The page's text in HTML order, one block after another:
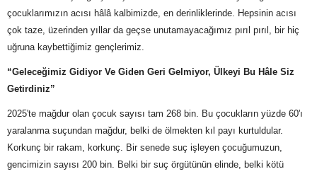
çocuklarımızın acısı hâlâ kalbimizde, en derinliklerinde. Hepsinin acısı
çok taze, üzerinden yıllar da geçse unutamayacağımız pırıl pırıl, bir hiç
uğruna kaybettiğimiz gençlerimiz.
“Geleceğimiz Gidiyor Ve Giden Geri Gelmiyor, Ülkeyi Bu Hâle Siz
Getirdiniz”
2025'te mağdur olan çocuk sayısı tam 268 bin. Bu çocukların yüzde 60'ı
yaralanma suçundan mağdur, belki de ölmekten kıl payı kurtuldular.
Korkunç bir rakam, korkunç. Bir senede suç işleyen çocuğumuzun,
gencimizin sayısı 200 bin. Belki bir suç örgütünün elinde, belki kötü